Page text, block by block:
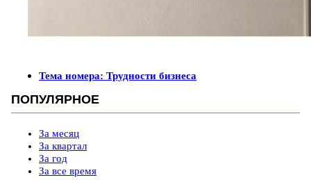
Тема номера: Трудности бизнеса
ПОПУЛЯРНОЕ
За месяц
За квартал
За год
За все время